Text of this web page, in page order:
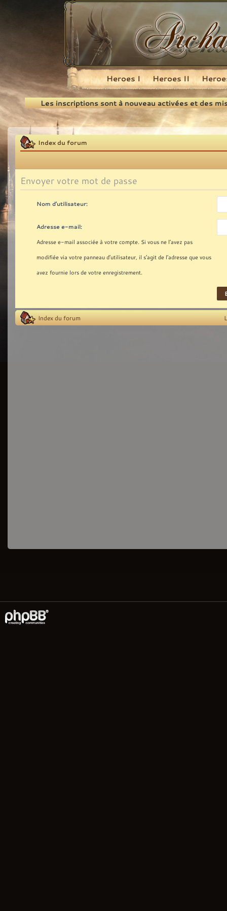
Recherche
Heroes I Heroes II
Les inscriptions sont à nouveau activées et des
Index du forum
Envoyer votre mot de passe
Nom d’utilisateur:
Adresse e-mail:
Adresse e-mail associée à votre compte. Si vous ne l’avez pas
modifiée via votre panneau d’utilisateur, il s’agit de l’adresse que vous
avez fournie lors de votre enregistrement.
Index du forum